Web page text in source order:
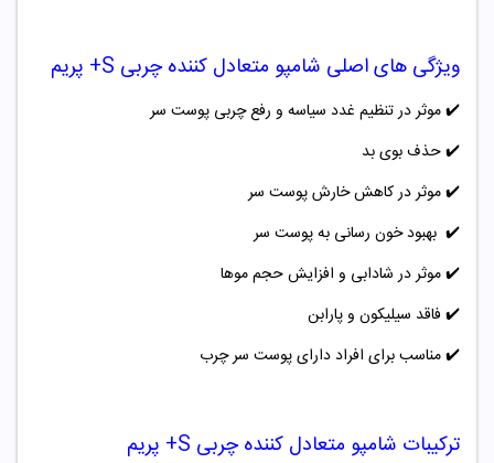
ویژگی های اصلی شامپو متعادل کننده چربی S+ پریم
✔️موثر در تنظیم غدد سیاسه و رفع چربی پوست سر
✔️حذف بوی بد
✔️موثر در کاهش خارش پوست سر
✔️ بهبود خون رسانی به پوست سر
✔️موثر در شادابی و افزایش حجم موها
✔️ فاقد سیلیکون و پارابن
✔️مناسب برای افراد دارای پوست سر چرب
ترکیبات شامپو متعادل کننده چربی S+ پریم